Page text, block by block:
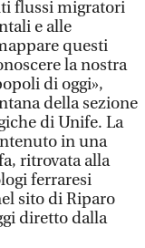
flussi migratori
e alle
questi
la nostra
di oggi»,
della sezione
di Unife. La
in una
ritrovata alla
ferraresi
sito di Riparo
diretto dalla